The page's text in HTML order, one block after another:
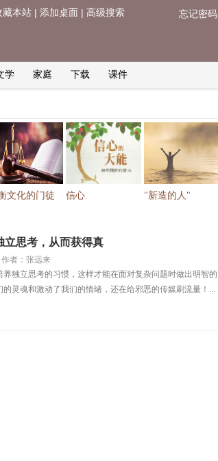
忘记密码
藏本站| 添加桌面| 高级搜索
学 家庭 下载 课件
文化的门徒 信心. "新造的人"
立思考，从而获得真
作者： 张远来
独立思考的习惯，这样才能在面对复杂问题时做出明智的
灵魂和激动了我们的情绪，还在给邪恶的传媒刷流量！...